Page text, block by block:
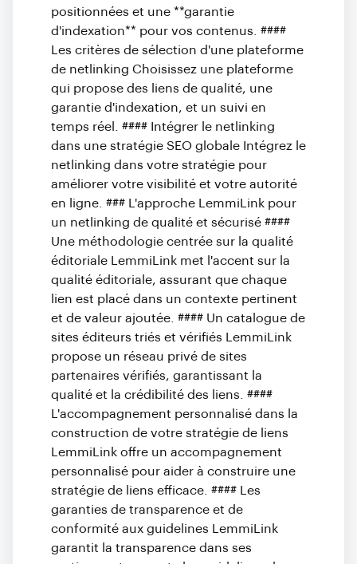
positionnées et une **garantie
d'indexation** pour vos contenus. ####
Les critères de sélection d'une plateforme
de netlinking Choisissez une plateforme
qui propose des liens de qualité, une
garantie d'indexation, et un suivi en
temps réel. #### Intégrer le netlinking
dans une stratégie SEO globale Intégrez le
netlinking dans votre stratégie pour
améliorer votre visibilité et votre autorité
en ligne. ### L'approche LemmiLink pour
un netlinking de qualité et sécurisé ####
Une méthodologie centrée sur la qualité
éditoriale LemmiLink met l'accent sur la
qualité éditoriale, assurant que chaque
lien est placé dans un contexte pertinent
et de valeur ajoutée. #### Un catalogue de
sites éditeurs triés et vérifiés LemmiLink
propose un réseau privé de sites
partenaires vérifiés, garantissant la
qualité et la crédibilité des liens. ####
L'accompagnement personnalisé dans la
construction de votre stratégie de liens
LemmiLink offre un accompagnement
personnalisé pour aider à construire une
stratégie de liens efficace. #### Les
garanties de transparence et de
conformité aux guidelines LemmiLink
garantit la transparence dans ses